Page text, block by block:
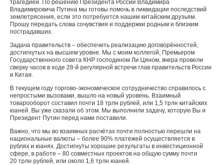
трагедией. По решению Президента России Владимира
Владимировича Путина мы готовы помочь в ликвидации последствий
землетрясения, если это потребуется нашим китайским друзьям.
Прошу передать слова сочувствия и поддержки родным и близким
пострадавших.
Задача правительств – обеспечить реализацию договорённостей,
достигнутых на высшем уровне. Мы с моим коллегой, Премьером
Государственного совета КНР господином Ли Цяном, вчера провели
сверку часов в ходе 28-й регулярной встречи глав правительств России
и Китая.
В текущем году торгово-экономическое сотрудничество справилось с
непростыми вызовами, вышло на новый уровень. Взаимный
товарооборот составил почти 18 трлн рублей, или 1,5 трлн китайских
юаней. Вы уже сказали об этом. Мы выполнили задачу, которую Вы и
Президент Путин перед нами поставили.
Важно, что мы во взаимных расчётах почти полностью перешли на
национальные валюты – более 90% платежей осуществляется в
рублях и юанях. Достигнуты хорошие результаты в инвестиционной
сфере, в работе – 80 совместных проектов на общую сумму почти
20 трлн рублей, или около 1,6 трлн юаней.